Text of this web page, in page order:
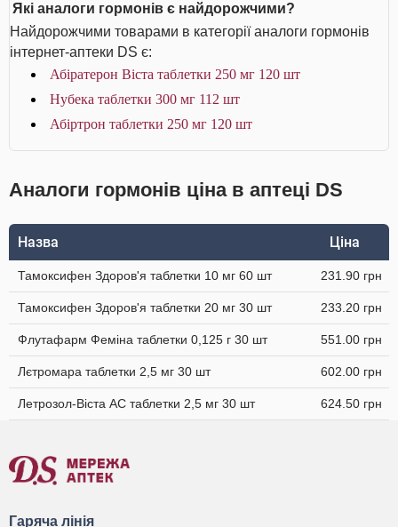
Які аналоги гормонів є найдорожчими?
Найдорожчими товарами в категорії аналоги гормонів
інтернет-аптеки DS є:
Абіратерон Віста таблетки 250 мг 120 шт
Нубека таблетки 300 мг 112 шт
Абіртрон таблетки 250 мг 120 шт
Аналоги гормонів ціна в аптеці DS
Назва Ціна
Тамоксифен Здоров'я таблетки 10 мг 60 шт 231.90 грн
Тамоксифен Здоров'я таблетки 20 мг 30 шт 233.20 грн
Флутафарм Феміна таблетки 0,125 г 30 шт 551.00 грн
Лєтромара таблетки 2,5 мг 30 шт 602.00 грн
Летрозол-Віста АС таблетки 2,5 мг 30 шт 624.50 грн
Гаряча лінія